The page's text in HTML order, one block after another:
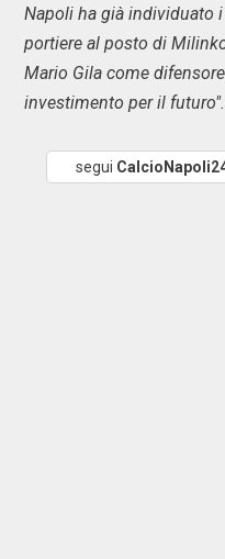
Napoli ha già individuato
portiere al posto di
Mario Gila come
investimento per il futuro".
segui